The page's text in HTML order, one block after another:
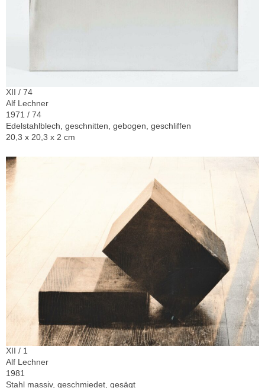
XII / 74
Alf Lechner
1971 / 74
Edelstahlblech, geschnitten, gebogen, geschliffen
20,3 x 20,3 x 2 cm
XII / 1
Alf Lechner
1981
Stahl massiv, geschmiedet, gesägt